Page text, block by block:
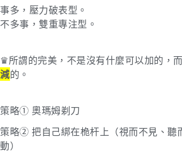
事多，壓力破表型。
不多事，雙重專注型。
♛所謂的完美，不是沒有什麼可以加的，
減的。
策略① 奧瑪姆剃刀
策略② 把自己綁在桅杆上（視而不見、聽
動）